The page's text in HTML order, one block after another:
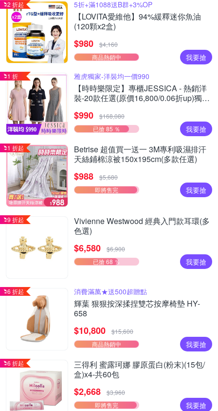
2 折起 5折+滿1088送B群+3%OP
【LOVITA愛維他】94%緩釋迷你魚油
(120顆x2盒)
$980
$4,160
商品熱銷中
我要搶
1 折 雅虎獨家-洋裝均一價990
【時時樂限定】專櫃JESSICA - 熱銷洋
裝-20款任選(原價16,800/0.06折up)獨家
$990
$168,080
已搶 85 ％
我要搶
1 折起
Betrise 超值買一送一 3M專利吸濕排汗
天絲鋪棉涼被150x195cm(多款任選)
$988
$5,680
即將售完
我要搶
9 折起
Vivienne Westwood 經典入門款耳環(多
色選)
$6,580
$6,900
已搶 68 ％
我要搶
6 折起 消費滿萬★送500超贈點
輝葉 狠狠按深揉捏雙芯按摩椅墊 HY-
658
$10,800
$15,600
商品熱銷中
我要搶
6 折起
三得利 蜜露珂娜 膠原蛋白(粉末)(15包/
盒)x4-共60包
$2,668
$3,960
即將售完
我要搶